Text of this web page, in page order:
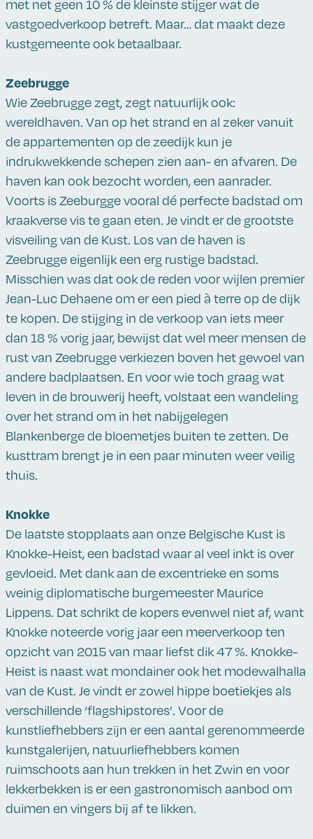
met net geen 10 % de kleinste stijger wat de
vastgoedverkoop betreft. Maar… dat maakt deze
kustgemeente ook betaalbaar.
Zeebrugge
Wie Zeebrugge zegt, zegt natuurlijk ook:
wereldhaven. Van op het strand en al zeker vanuit
de appartementen op de zeedijk kun je
indrukwekkende schepen zien aan- en afvaren. De
haven kan ook bezocht worden, een aanrader.
Voorts is Zeeburgge vooral dé perfecte badstad om
kraakverse vis te gaan eten. Je vindt er de grootste
visveiling van de Kust. Los van de haven is
Zeebrugge eigenlijk een erg rustige badstad.
Misschien was dat ook de reden voor wijlen premier
Jean-Luc Dehaene om er een pied à terre op de dijk
te kopen. De stijging in de verkoop van iets meer
dan 18 % vorig jaar, bewijst dat wel meer mensen de
rust van Zeebrugge verkiezen boven het gewoel van
andere badplaatsen. En voor wie toch graag wat
leven in de brouwerij heeft, volstaat een wandeling
over het strand om in het nabijgelegen
Blankenberge de bloemetjes buiten te zetten. De
kusttram brengt je in een paar minuten weer veilig
thuis.
Knokke
De laatste stopplaats aan onze Belgische Kust is
Knokke-Heist, een badstad waar al veel inkt is over
gevloeid. Met dank aan de excentrieke en soms
weinig diplomatische burgemeester Maurice
Lippens. Dat schrikt de kopers evenwel niet af, want
Knokke noteerde vorig jaar een meerverkoop ten
opzicht van 2015 van maar liefst dik 47 %. Knokke-
Heist is naast wat mondainer ook het modewalhalla
van de Kust. Je vindt er zowel hippe boetiekjes als
verschillende ‘flagshipstores’. Voor de
kunstliefhebbers zijn er een aantal gerenommeerde
kunstgalerijen, natuurliefhebbers komen
ruimschoots aan hun trekken in het Zwin en voor
lekkerbekken is er een gastronomisch aanbod om
duimen en vingers bij af te likken.